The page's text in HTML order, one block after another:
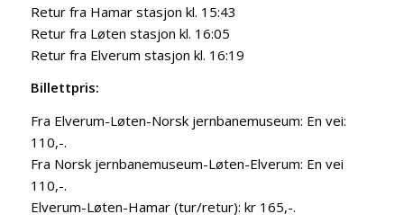
Retur fra Hamar stasjon kl. 15:43
Retur fra Løten stasjon kl. 16:05
Retur fra Elverum stasjon kl. 16:19
Billettpris:
Fra Elverum-Løten-Norsk jernbanemuseum: En vei:
110,-.
Fra Norsk jernbanemuseum-Løten-Elverum: En vei
110,-.
Elverum-Løten-Hamar (tur/retur): kr 165,-.